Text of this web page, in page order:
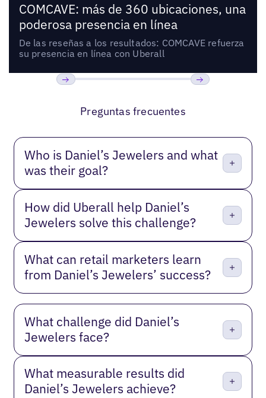
COMCAVE: más de 360 ubicaciones, una
poderosa presencia en línea
De las reseñas a los resultados: COMCAVE refuerza
su presencia en línea con Uberall
Preguntas frecuentes
Who is Daniel’s Jewelers and what
was their goal?
How did Uberall help Daniel’s
Jewelers solve this challenge?
What can retail marketers learn
from Daniel’s Jewelers’ success?
What challenge did Daniel’s
Jewelers face?
What measurable results did
Daniel’s Jewelers achieve?